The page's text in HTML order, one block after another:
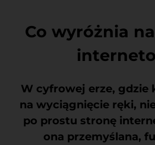
Co wyróżnia
W cyfrowej erze, gdzie
na wyciągnięcie ręki,
po prostu stronę
ona przemyślana,